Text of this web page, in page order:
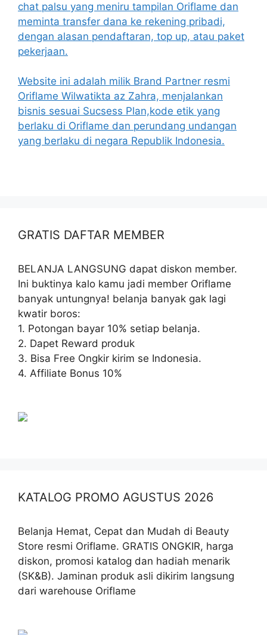
chat palsu yang meniru tampilan Oriflame dan
meminta transfer dana ke rekening pribadi,
dengan alasan pendaftaran, top up, atau paket
pekerjaan.
Website ini adalah milik Brand Partner resmi
Oriflame Wilwatikta az Zahra, menjalankan
bisnis sesuai Sucsess Plan,kode etik yang
berlaku di Oriflame dan perundang undangan
yang berlaku di negara Republik Indonesia.
GRATIS DAFTAR MEMBER
BELANJA LANGSUNG dapat diskon member.
Ini buktinya kalo kamu jadi member Oriflame
banyak untungnya! belanja banyak gak lagi
kwatir boros:
1. Potongan bayar 10% setiap belanja.
2. Dapet Reward produk
3. Bisa Free Ongkir kirim se Indonesia.
4. Affiliate Bonus 10%
KATALOG PROMO AGUSTUS 2026
Belanja Hemat, Cepat dan Mudah di Beauty
Store resmi Oriflame. GRATIS ONGKIR, harga
diskon, promosi katalog dan hadiah menarik
(SK&B). Jaminan produk asli dikirim langsung
dari warehouse Oriflame